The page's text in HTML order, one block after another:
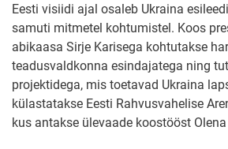
Eesti visiidi ajal osaleb Ukraina
samuti mitmetel kohtumistel. Koos
abikaasa Sirje Karisega kohtutakse
teadusvaldkonna esindajatega ning
projektidega, mis toetavad Ukraina
külastatakse Eesti Rahvusvahelise
kus antakse ülevaade koostööst